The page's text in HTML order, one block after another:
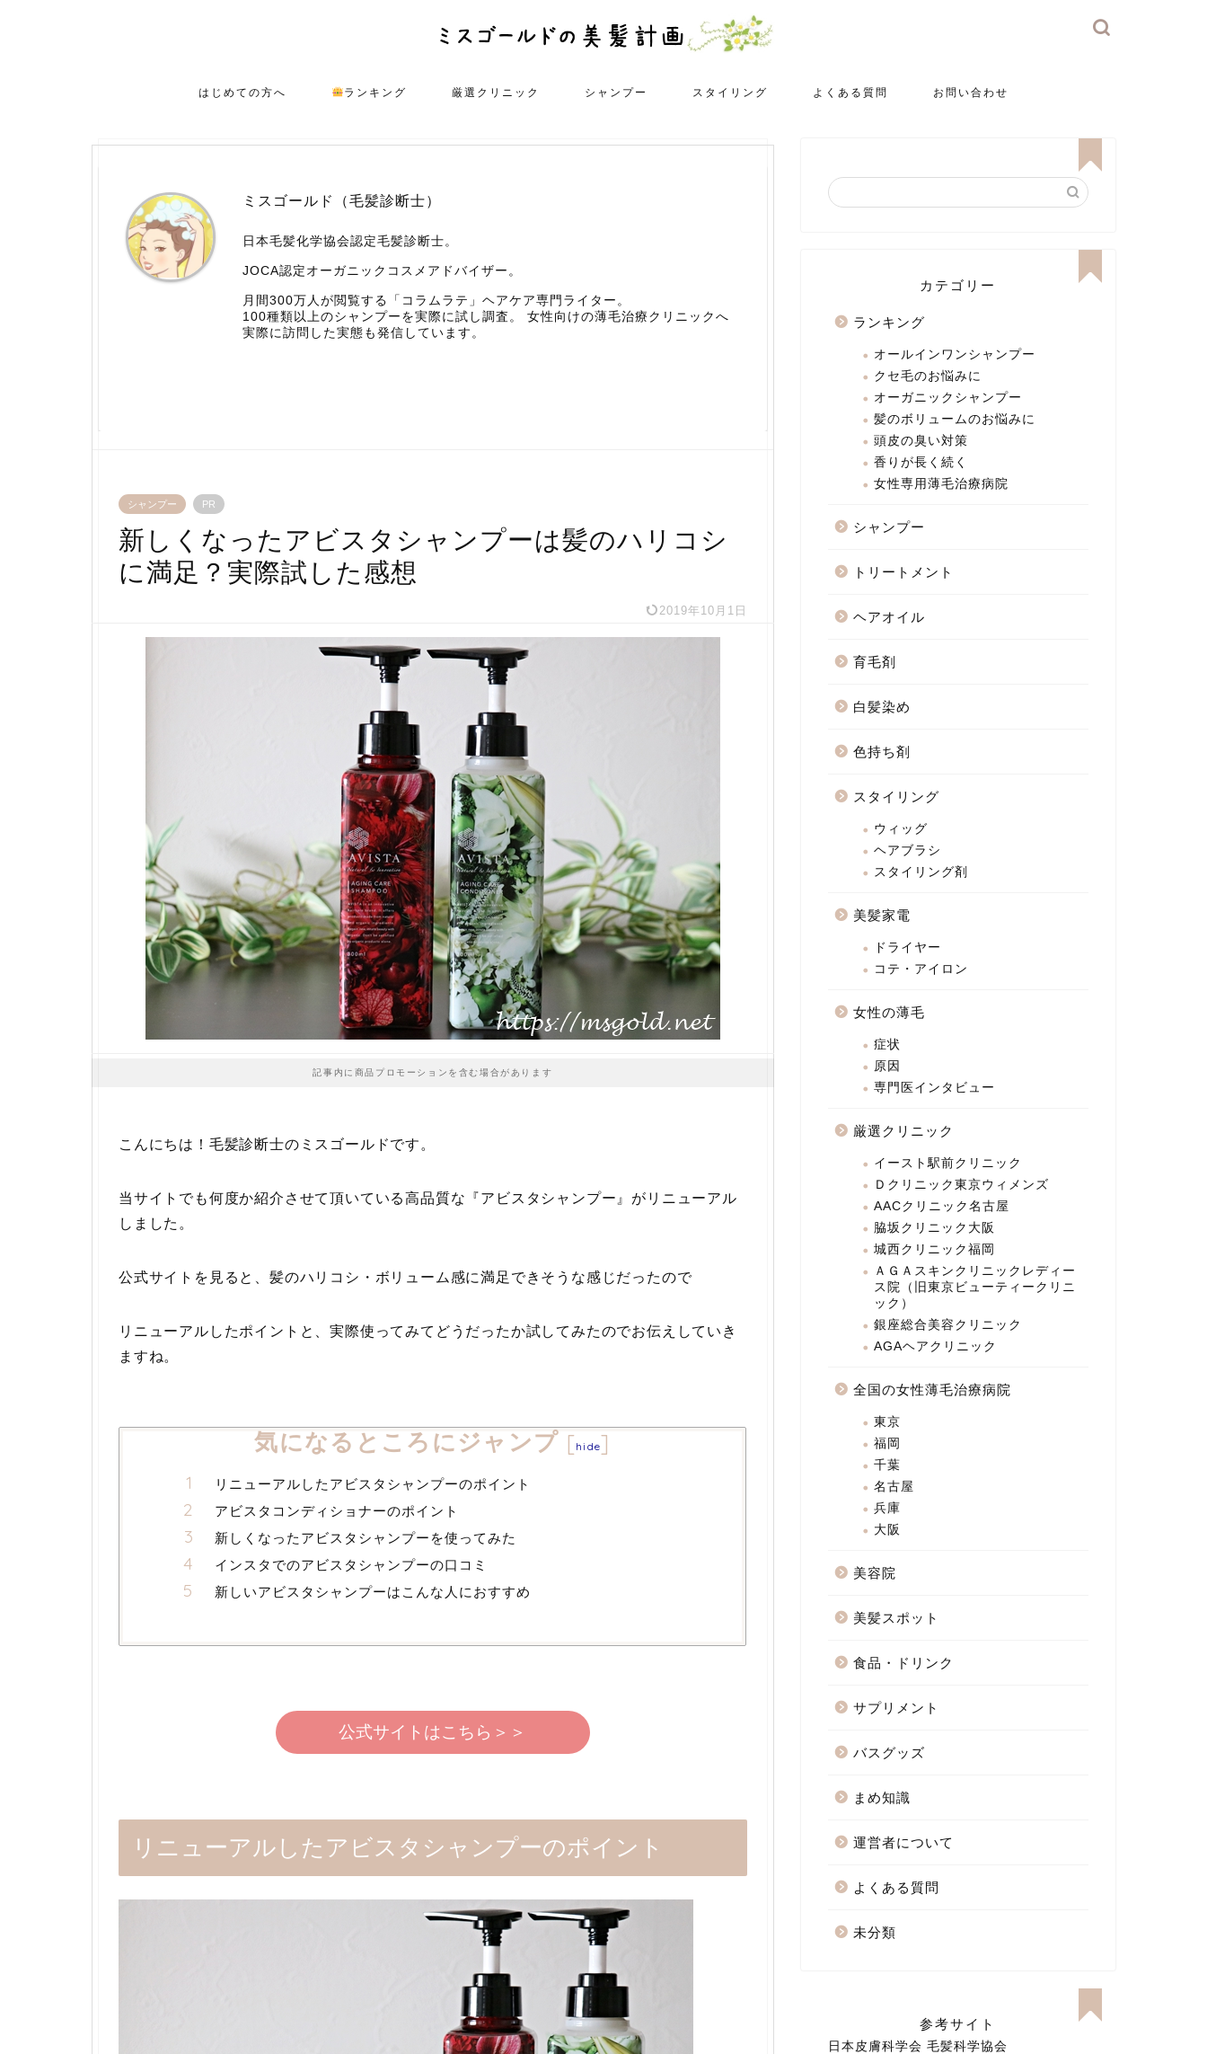
はじめての方へ ランキング 厳選クリニック シャンプー スタイリング よくある質問 お問い合わせ
ミスゴールド（毛髪診断士）
日本毛髪化学協会認定毛髪診断士。
JOCA認定オーガニックコスメアドバイザー。
月間300万人が閲覧する「コラムラテ」ヘアケア専門ライター。
100種類以上のシャンプーを実際に試し調査。 女性向けの薄毛治療クリニックへ
実際に訪問した実態も発信しています。
シャンプー PR
新しくなったアビスタシャンプーは髪のハリコシ
に満足？実際試した感想
2019年10月1日
記事内に商品プロモーションを含む場合があります
こんにちは！毛髪診断士のミスゴールドです。
当サイトでも何度か紹介させて頂いている高品質な『アビスタシャンプー』がリニューアル
しました。
公式サイトを見ると、髪のハリコシ・ボリューム感に満足できそうな感じだったので
リニューアルしたポイントと、実際使ってみてどうだったか試してみたのでお伝えしていき
ますね。
気になるところにジャンプ [ hide]
リニューアルしたアビスタシャンプーのポイント
アビスタコンディショナーのポイント
新しくなったアビスタシャンプーを使ってみた
インスタでのアビスタシャンプーの口コミ
新しいアビスタシャンプーはこんな人におすすめ
公式サイトはこちら＞＞
リニューアルしたアビスタシャンプーのポイント
カテゴリー
ランキング
オールインワンシャンプー
クセ毛のお悩みに
オーガニックシャンプー
髪のボリュームのお悩みに
頭皮の臭い対策
香りが長く続く
女性専用薄毛治療病院
シャンプー
トリートメント
ヘアオイル
育毛剤
白髪染め
色持ち剤
スタイリング
ウィッグ
ヘアブラシ
スタイリング剤
美髪家電
ドライヤー
コテ・アイロン
女性の薄毛
症状
原因
専門医インタビュー
厳選クリニック
イースト駅前クリニック
Ｄクリニック東京ウィメンズ
AACクリニック名古屋
脇坂クリニック大阪
城西クリニック福岡
ＡＧＡスキンクリニックレディー
ス院（旧東京ビューティークリニ
ック）
銀座総合美容クリニック
AGAヘアクリニック
全国の女性薄毛治療病院
東京
福岡
千葉
名古屋
兵庫
大阪
美容院
美髪スポット
食品・ドリンク
サプリメント
バスグッズ
まめ知識
運営者について
よくある質問
未分類
参考サイト
日本皮膚科学会 毛髪科学協会